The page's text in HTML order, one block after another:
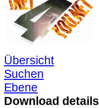
Übersicht
Suchen
Ebene
Download details